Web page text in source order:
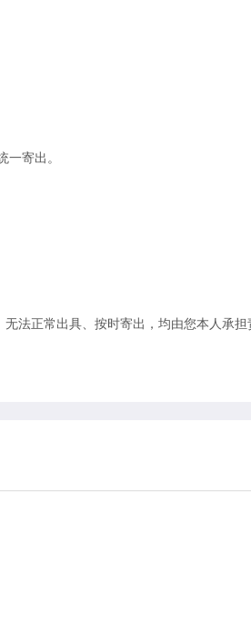
寄出。
法正常出具、按时寄出，均由您本人承担